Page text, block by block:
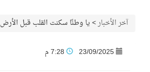
آخر الأخبار>يا وطنًا سكنت القلب قبل الأرض
23/09/2025